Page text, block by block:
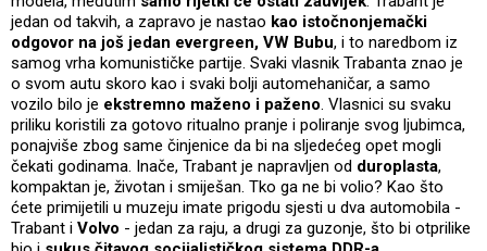
jedan od takvih, a zapravo je nastao kao istočnonjemački
odgovor na još jedan evergreen, VW Bubu, i to naredbom iz
samog vrha komunističke partije. Svaki vlasnik Trabanta znao je
o svom autu skoro kao i svaki bolji automehaničar, a samo
vozilo bilo je ekstremno maženo i paženo. Vlasnici su svaku
priliku koristili za gotovo ritualno pranje i poliranje svog ljubimca,
ponajviše zbog same činjenice da bi na sljedećeg opet mogli
čekati godinama. Inače, Trabant je napravljen od duroplasta,
kompaktan je, životan i smiješan. Tko ga ne bi volio? Kao što
ćete primijetili u muzeju imate prigodu sjesti u dva automobila -
Trabant i Volvo - jedan za raju, a drugi za guzonje, što bi otprilike